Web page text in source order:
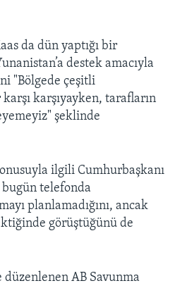
da dün yaptığı bir
destek amacıyla
"Bölgede çeşitli
karşıyayken, tarafların
şeklinde
ilgili Cumhurbaşkanı
bugün telefonda
planlamadığını, ancak
görüştüğünü de
düzenlenen AB Savunma